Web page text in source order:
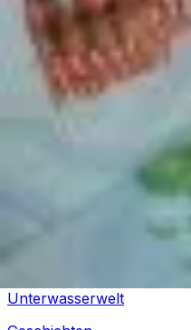
Silvester
Fußball
Unterwasserwelt